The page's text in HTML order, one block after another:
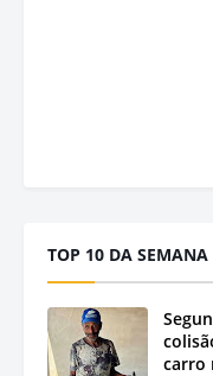
TOP 10 DA SEMANA
carro